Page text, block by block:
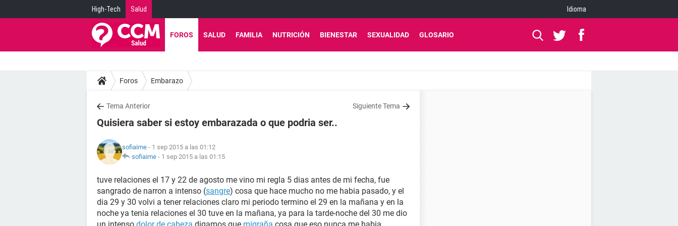
High-Tech Salud Idioma
FOROS SALUD FAMILIA NUTRICIÓN BIENESTAR SEXUALIDAD GLOSARIO
Foros Embarazo
Tema Anterior Siguiente Tema
Quisiera saber si estoy embarazada o que podria ser..
sofiaime - 1 sep 2015 a las 01:12
sofiaime - 1 sep 2015 a las 01:15
tuve relaciones el 17 y 22 de agosto me vino mi regla 5 dias antes de mi fecha, fue
sangrado de narron a intenso (sangre) cosa que hace mucho no me habia pasado, y el
dia 29 y 30 volvi a tener relaciones claro mi periodo termino el 29 en la mañana y en la
noche ya tenia relaciones el 30 tuve en la mañana, ya para la tarde-noche del 30 me dio